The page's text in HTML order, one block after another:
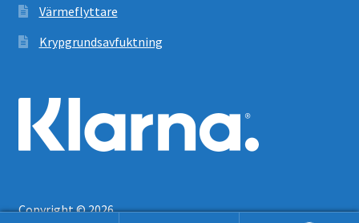
Värmeflyttare
Krypgrundsavfuktning
Copyright © 2026